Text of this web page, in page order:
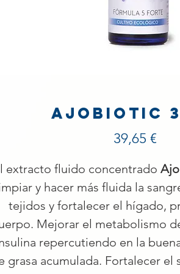
AjoBiotic
39,65 €
extracto fluido concentrado
y hacer más fluida la
tejidos y fortalecer el hígado,
Mejorar el metabolismo
repercutiendo en la
grasa acumulada. Fortalecer el